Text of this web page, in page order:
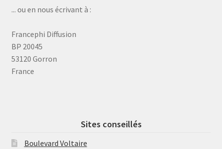
... ou en nous écrivant à :
Francephi Diffusion
BP 20045
53120 Gorron
France
Sites conseillés
Boulevard Voltaire